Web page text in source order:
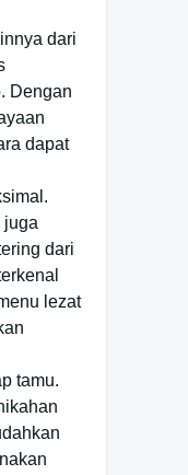
dari
Dengan
dapat
juga
dari
lezat
tamu.